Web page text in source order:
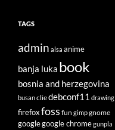
TAGS
admin alsa anime
banja luka book
bosnia and herzegovina
busancliedebconf11 drawing
firefoxfoss fun gimpgnome
googlegoogle chromegunpla